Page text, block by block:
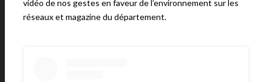
vidéo de nos gestes en faveur de l’environnement sur les
réseaux et magazine du département.